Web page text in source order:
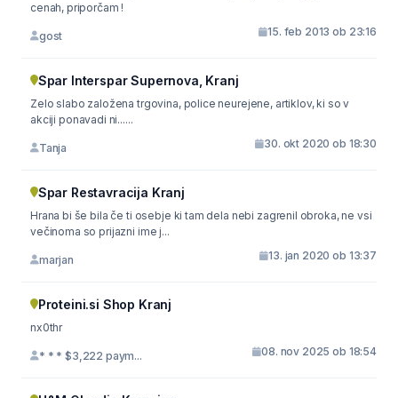
cenah, priporčam !
gost 15. feb 2013 ob 23:16
Spar Interspar Supernova, Kranj
Zelo slabo založena trgovina, police neurejene, artiklov, ki so v
akciji ponavadi ni......
Tanja 30. okt 2020 ob 18:30
Spar Restavracija Kranj
Hrana bi še bila če ti osebje ki tam dela nebi zagrenil obroka, ne vsi
večinoma so prijazni ime j...
marjan 13. jan 2020 ob 13:37
Proteini.si Shop Kranj
nx0thr
* * * $3,222 paym... 08. nov 2025 ob 18:54